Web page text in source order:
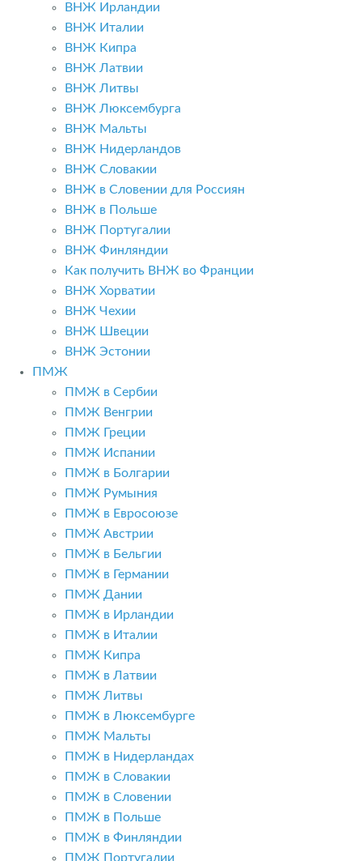
ВНЖ Ирландии
ВНЖ Италии
ВНЖ Кипра
ВНЖ Латвии
ВНЖ Литвы
ВНЖ Люксембурга
ВНЖ Мальты
ВНЖ Нидерландов
ВНЖ Словакии
ВНЖ в Словении для Россиян
ВНЖ в Польше
ВНЖ Португалии
ВНЖ Финляндии
Как получить ВНЖ во Франции
ВНЖ Хорватии
ВНЖ Чехии
ВНЖ Швеции
ВНЖ Эстонии
ПМЖ
ПМЖ в Сербии
ПМЖ Венгрии
ПМЖ Греции
ПМЖ Испании
ПМЖ в Болгарии
ПМЖ Румыния
ПМЖ в Евросоюзе
ПМЖ Австрии
ПМЖ в Бельгии
ПМЖ в Германии
ПМЖ Дании
ПМЖ в Ирландии
ПМЖ в Италии
ПМЖ Кипра
ПМЖ в Латвии
ПМЖ Литвы
ПМЖ в Люксембурге
ПМЖ Мальты
ПМЖ в Нидерландах
ПМЖ в Словакии
ПМЖ в Словении
ПМЖ в Польше
ПМЖ в Финляндии
ПМЖ Португалии